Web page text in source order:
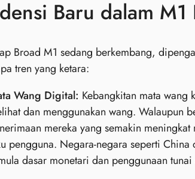
Baru dalam M1
Broad M1 sedang berkembang,
tren yang ketara:
Wang Digital: Kebangkitan mata
dan menggunakan wang. Walaupun
mereka yang semakin
pengguna. Negara-negara seperti
dasar monetari dan penggunaan